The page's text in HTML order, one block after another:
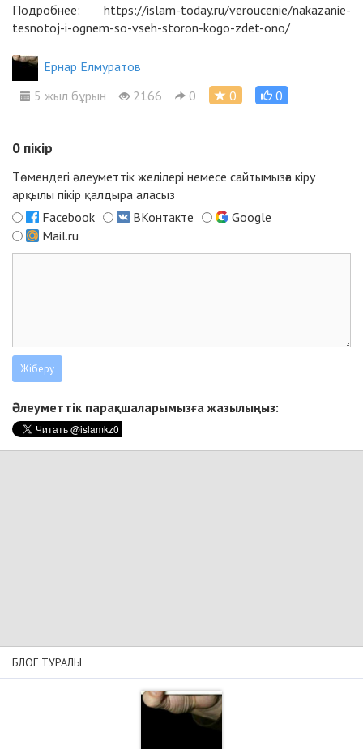
Подробнее: https://islam-today.ru/veroucenie/nakazanie-
tesnotoj-i-ognem-so-vseh-storon-kogo-zdet-ono/
Ернар Елмуратов
5 жыл бұрын
2166 0 0 0
0 пікір
Төмендегі әлеуметтік желілері немесе сайтымызға кіру
арқылы пікір қалдыра аласыз
Facebook
ВКонтакте
Google
Mail.ru
Әлеуметтік парақшаларымызға жазылыңыз:
БЛОГ ТУРАЛЫ